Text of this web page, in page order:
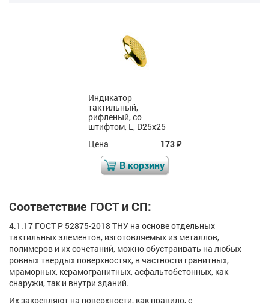
Индикатор
тактильный,
рифленый, со
штифтом, L, D25x25
Цена
173₽
В корзину
Соответствие ГОСТ и СП:
4.1.17 ГОСТ Р 52875-2018 ТНУ на основе отдельных
тактильных элементов, изготовляемых из металлов,
полимеров и их сочетаний, можно обустраивать на любых
ровных твердых поверхностях, в частности гранитных,
мраморных, керамогранитных, асфальтобетонных, как
снаружи, так и внутри зданий.
Их закрепляют на поверхности, как правило, с